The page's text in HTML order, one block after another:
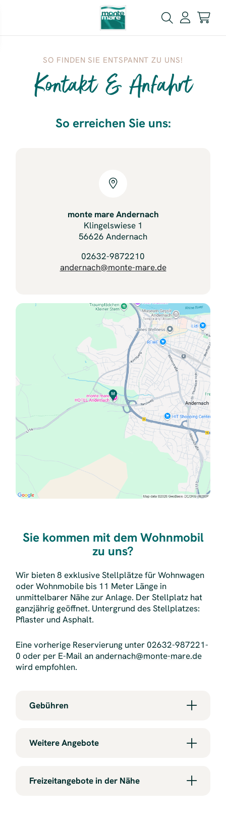
Kontakt & Anfahrt
SO FINDEN SIE ENTSPANNT ZU UNS!
So erreichen Sie uns:
monte mare Andernach
Klingelswiese 1
56626 Andernach
02632-9872210
andernach@monte-mare.de
Sie kommen mit dem Wohnmobil
zu uns?
Wir bieten 8 exklusive Stellplätze für Wohnwagen
oder Wohnmobile bis 11 Meter Länge in
unmittelbarer Nähe zur Anlage. Der Stellplatz hat
ganzjährig geöffnet. Untergrund des Stellplatzes:
Pflaster und Asphalt.
Eine vorherige Reservierung unter 02632-987221-
0 oder per E-Mail anandernach@monte-mare.de
wird empfohlen.
Gebühren
Weitere Angebote
Freizeitangebote in der Nähe